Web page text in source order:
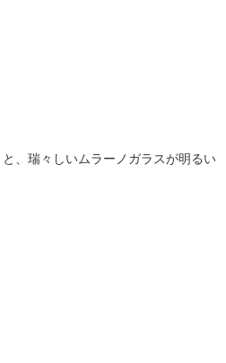
、瑞々しいムラーノガラスが明るい